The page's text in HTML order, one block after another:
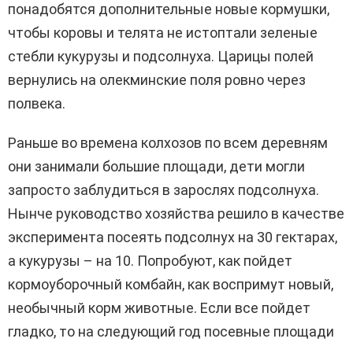
понадобятся дополнительные новые кормушки,
чтобы коровы и телята не истоптали зеленые
стебли кукурузы и подсолнуха. Царицы полей
вернулись на олекминские поля ровно через
полвека.
Раньше во времена колхозов по всем деревням
они занимали большие площади, дети могли
запросто заблудиться в зарослях подсолнуха.
Нынче руководство хозяйства решило в качестве
эксперимента посеять подсолнух на 30 гектарах,
а кукурузы – на 10. Попробуют, как пойдет
кормоуборочный комбайн, как воспримут новый,
необычный корм животные. Если все пойдет
гладко, то на следующий год посевные площади